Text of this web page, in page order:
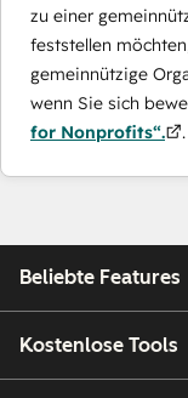
zu einer
feststellen
gemeinnützige
wenn Sie sich
for Nonprofits“.
.
Beliebte Features
Kostenlose Tools